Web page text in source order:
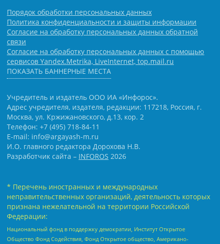
Порядок обработки персональных данных
Политика конфиденциальности и защиты информации
Согласие на обработку персональных данных обратной
связи
Согласие на обработку персональных данных с помощью
сервисов Yandex.Metrika, LiveInternet, top.mail.ru
ПОКАЗАТЬ БАННЕРНЫЕ МЕСТА
Учредитель и издатель ООО ИА «Инфорос».
Адрес учредителя, издателя, редакции: 117218, Россия, г.
Москва, ул. Кржижановского, д.13, кор. 2
Телефон: +7 (495) 718-84-11
E-mail: info@argayash-m.ru
И.О. главного редактора Дорохова Н.В.
Разработчик сайта – INFOROS 2026
* Перечень иностранных и международных
неправительственных организаций, деятельность которых
признана нежелательной на территории Российской
Федерации:
Национальный фонд в поддержку демократии, Институт Открытое
Общество Фонд Содействия, Фонд Открытое общество, Американо-